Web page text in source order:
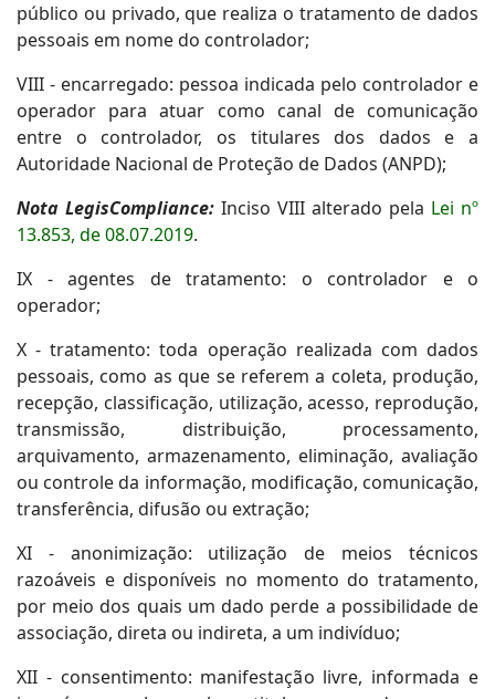
público ou privado, que realiza o tratamento de dados
pessoais em nome do controlador;
VIII - encarregado: pessoa indicada pelo controlador e
operador para atuar como canal de comunicação
entre o controlador, os titulares dos dados e a
Autoridade Nacional de Proteção de Dados (ANPD);
Nota LegisCompliance: Inciso VIII alterado pela Lei nº
13.853, de 08.07.2019.
IX - agentes de tratamento: o controlador e o
operador;
X - tratamento: toda operação realizada com dados
pessoais, como as que se referem a coleta, produção,
recepção, classificação, utilização, acesso, reprodução,
transmissão, distribuição, processamento,
arquivamento, armazenamento, eliminação, avaliação
ou controle da informação, modificação, comunicação,
transferência, difusão ou extração;
XI - anonimização: utilização de meios técnicos
razoáveis e disponíveis no momento do tratamento,
por meio dos quais um dado perde a possibilidade de
associação, direta ou indireta, a um indivíduo;
XII - consentimento: manifestação livre, informada e